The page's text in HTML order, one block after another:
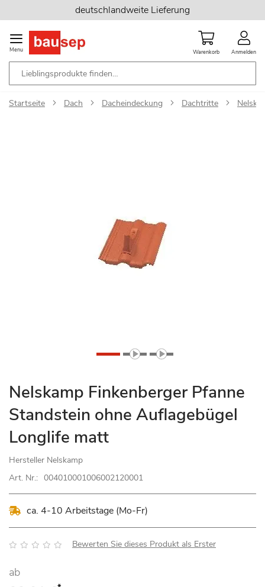
Inhalt
springen
deutschlandweite Lieferung
Menu Warenkorb Anmelden
Startseite Dach Dacheindeckung Dachtritte
Zum
Anfang
der
springen
Nelskamp Finkenberger Pfanne
Standstein ohne Auflagebügel
Longlife matt
Hersteller Nelskamp
Art. Nr.: 004010001006002120001
ca. 4-10 Arbeitstage (Mo-Fr)
Bewertung: Bewerten Sie dieses Produkt als Erster
ab